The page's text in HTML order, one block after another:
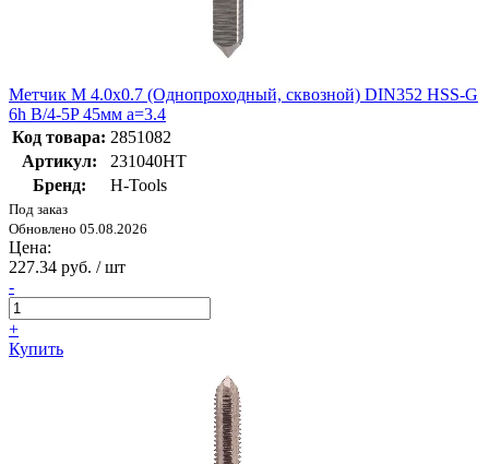
Метчик М 4.0х0.7 (Однопроходный, сквозной) DIN352 HSS-G
6h B/4-5P 45мм a=3.4
Код товара: 2851082
Артикул:
231040HT
Бренд:
H-Tools
Под заказ
Обновлено 05.08.2026
Цена:
227.34 руб. / шт
-
+
Купить